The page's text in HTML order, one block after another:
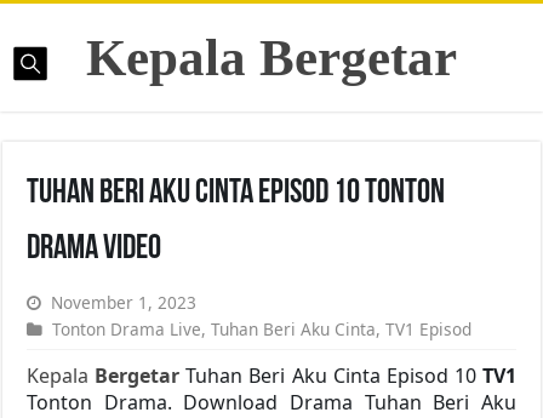
Kepala Bergetar
Tuhan Beri Aku Cinta Episod 10 Tonton
Drama Video
November 1, 2023
Tonton Drama Live,Tuhan Beri Aku Cinta,TV1 Episod
Kepala Bergetar Tuhan Beri Aku Cinta Episod 10 TV1
Tonton Drama. Download Drama Tuhan Beri Aku